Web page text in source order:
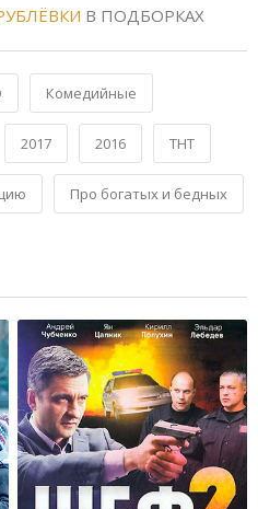
В ПОДБОРКАХ
Комедийные
2017 2016 ТНТ
Про богатых и бедных